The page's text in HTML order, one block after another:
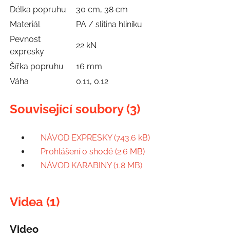
Délka popruhu
30 cm, 38 cm
Materiál
PA / slitina hliníku
Pevnost
expresky
22 kN
Šířka popruhu
16 mm
Váha
0.11, 0.12
Související soubory (3)
NÁVOD EXPRESKY (743.6 kB)
Prohlášení o shodě (2.6 MB)
NÁVOD KARABINY (1.8 MB)
Videa (1)
Video